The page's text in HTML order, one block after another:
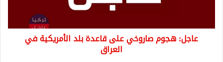
العراق
عاجل: هجوم صاروخي على قاعدة بلد الأمريكية في
العراق